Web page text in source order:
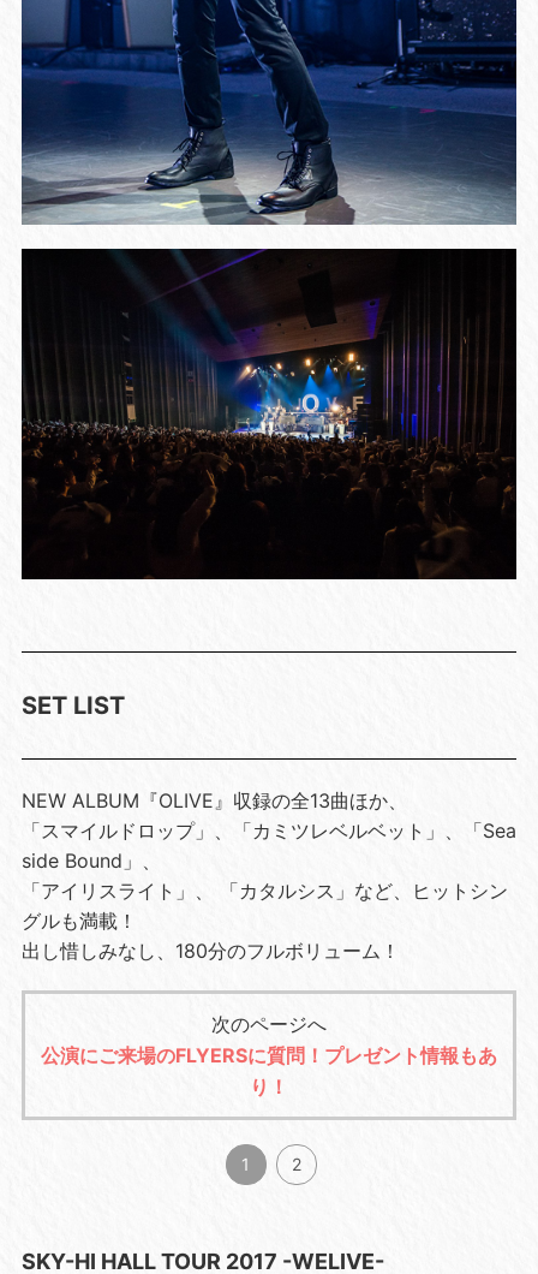
SET LIST
NEW ALBUM『OLIVE』収録の全13曲ほか、
「スマイルドロップ」、「カミツレベルベット」、「Sea
side Bound」、
「アイリスライト」、 「カタルシス」など、ヒットシン
グルも満載！
出し惜しみなし、180分のフルボリューム！
次のページへ
公演にご来場のFLYERSに質問！プレゼント情報もあ
り！
1 2
SKY-HI HALL TOUR 2017 -WELIVE-